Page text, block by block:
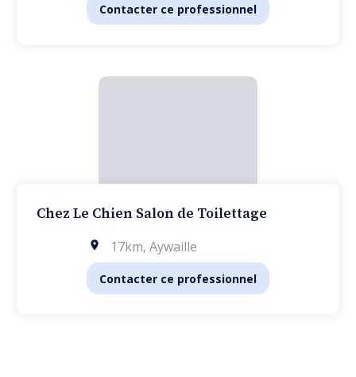
Contacter ce professionnel
Chez Le Chien Salon de Toilettage
17km, Aywaille
Contacter ce professionnel